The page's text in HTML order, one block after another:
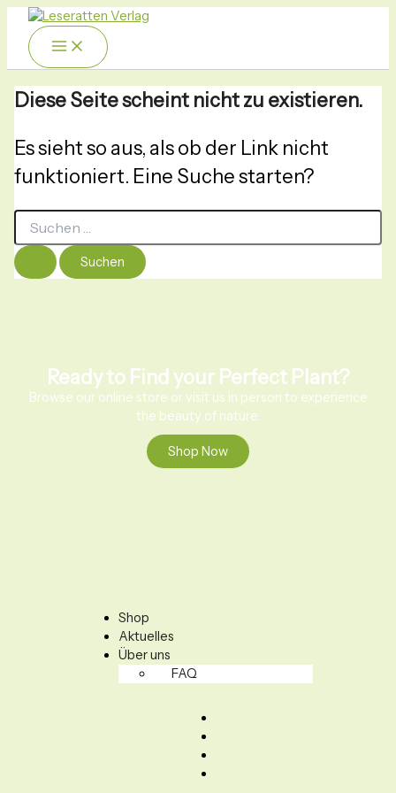
Zum
Inhalt
springen
Diese Seite scheint nicht zu existieren.
Es sieht so aus, als ob der Link nicht
funktioniert. Eine Suche starten?
Suchen
nach:
Ready to Find your Perfect Plant?
Browse our online store or visit us in person to experience
the beauty of nature.
Shop Now
Shop
Aktuelles
Über uns
FAQ